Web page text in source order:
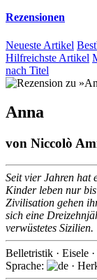
Rezensionen
Neueste Artikel
Hilfreichste Artikel
nach Titel
Anna
von Niccolò
Seit vier Jahren hat
Kinder leben nur
Zivilisation gehen
sich eine
verwüstetes Sizilien.
Belletristik · Eisele ·
Sprache:
·